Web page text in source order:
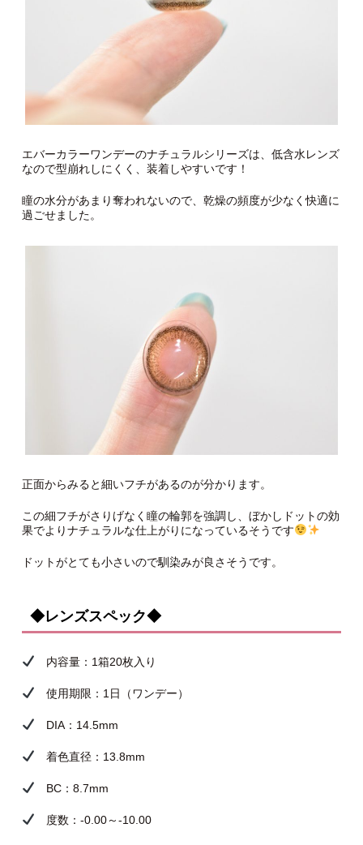
エバーカラーワンデーのナチュラルシリーズは、低含水レンズ
なので型崩れしにくく、装着しやすいです！
瞳の水分があまり奪われないので、乾燥の頻度が少なく快適に
過ごせました。
正面からみると細いフチがあるのが分かります。
この細フチがさりげなく瞳の輪郭を強調し、ぼかしドットの効
果でよりナチュラルな仕上がりになっているそうです
ドットがとても小さいので馴染みが良さそうです。
◆レンズスペック◆
内容量：1箱20枚入り
使用期限：1日（ワンデー）
DIA：14.5mm
着色直径：13.8mm
BC：8.7mm
度数：-0.00～-10.00